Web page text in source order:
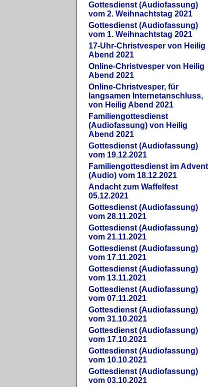
Gottesdienst (Audiofassung)
vom 2. Weihnachtstag 2021
Gottesdienst (Audiofassung)
vom 1. Weihnachtstag 2021
17-Uhr-Christvesper von Heilig
Abend 2021
Online-Christvesper von Heilig
Abend 2021
Online-Christvesper, für
langsamen Internetanschluss,
von Heilig Abend 2021
Familiengottesdienst
(Audiofassung) von Heilig
Abend 2021
Gottesdienst (Audiofassung)
vom 19.12.2021
Familiengottesdienst im Advent
(Audio) vom 18.12.2021
Andacht zum Waffelfest
05.12.2021
Gottesdienst (Audiofassung)
vom 28.11.2021
Gottesdienst (Audiofassung)
vom 21.11.2021
Gottesdienst (Audiofassung)
vom 17.11.2021
Gottesdienst (Audiofassung)
vom 13.11.2021
Gottesdienst (Audiofassung)
vom 07.11.2021
Gottesdienst (Audiofassung)
vom 31.10.2021
Gottesdienst (Audiofassung)
vom 17.10.2021
Gottesdienst (Audiofassung)
vom 10.10.2021
Gottesdienst (Audiofassung)
vom 03.10.2021